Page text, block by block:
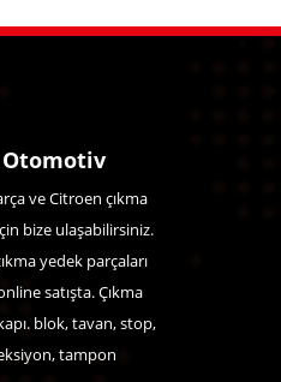
Otomotiv
ve Citroen çıkma
bize ulaşabilirsiniz.
yedek parçaları
satışta. Çıkma
blok, tavan, stop,
tampon